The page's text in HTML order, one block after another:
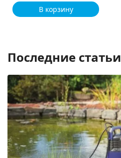
В корзину
Последние статьи